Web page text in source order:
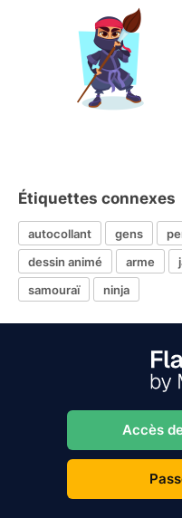
Étiquettes connexes
autocollant gens
dessin animé
arme
samouraï
ninja
Accès